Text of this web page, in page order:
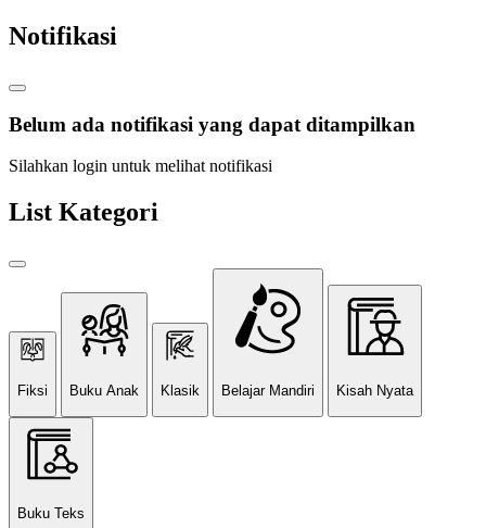
Notifikasi
Belum ada notifikasi yang dapat ditampilkan
Silahkan login untuk melihat notifikasi
List Kategori
Fiksi Buku Anak Klasik Belajar Mandiri Kisah Nyata
Buku Teks